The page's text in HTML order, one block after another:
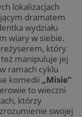
lokalizacjach
dramatem
wydziału
wiary w siebie.
reżyserem, który
manipuluje jej
ramach cyklu
komedii „Misie”
to wieczni
którzy
swojej